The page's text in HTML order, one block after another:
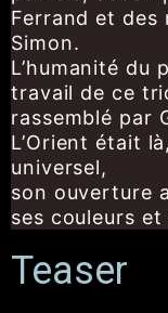
Ferrand et des
Simon.
L’humanité du
travail de ce
rassemblé par
L’Orient était
universel,
son ouverture
ses couleurs
Teaser